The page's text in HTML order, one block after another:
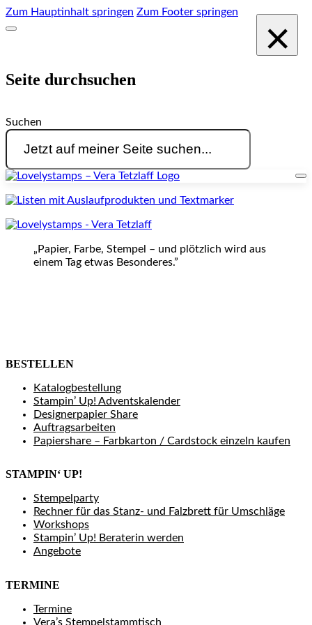
Zum Hauptinhalt springen Zum Footer springen
Seite durchsuchen
Suchen
×
„Papier, Farbe, Stempel – und plötzlich wird aus
einem Tag etwas Besonderes.”
BESTELLEN
Katalogbestellung
Stampin’ Up! Adventskalender
Designerpapier Share
Auftragsarbeiten
Papiershare – Farbkarton / Cardstock einzeln kaufen
STAMPIN‘ UP!
Stempelparty
Rechner für das Stanz- und Falzbrett für Umschläge
Workshops
Stampin’ Up! Beraterin werden
Angebote
TERMINE
Termine
Vera’s Stempelstammtisch